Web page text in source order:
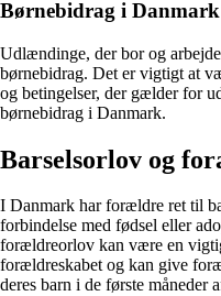
Børnebidrag i
Udlændinge, der bor og
børnebidrag. Det er vigtigt at
og betingelser, der gælder for
børnebidrag i Danmark.
Barselsorlov og
I Danmark har forældre ret til
forbindelse med fødsel eller
forældreorlov kan være en
forældreskabet og kan give
deres barn i de første måneder